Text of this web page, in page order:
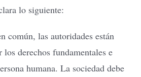
lo siguiente:
común, las autoridades están
los derechos fundamentales e
humana. La sociedad debe